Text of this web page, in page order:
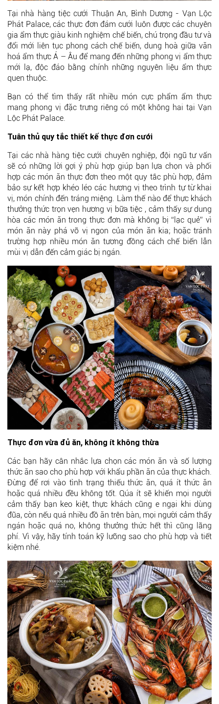
Tại nhà hàng tiệc cưới Thuận An, Bình Dương - Vạn Lộc
Phát Palace, các thực đơn đám cưới luôn được các chuyên
gia ẩm thực giàu kinh nghiệm chế biến, chú trọng đầu tư và
đổi mới liên tục phong cách chế biến, dung hoà giữa văn
hoá ẩm thực Á – Âu để mang đến những phong vị ẩm thực
mới lạ, độc đáo bằng chính những nguyên liệu ẩm thực
quen thuộc.
Bạn có thể tìm thấy rất nhiều món cực phẩm ẩm thực
mang phong vị đặc trưng riêng có một không hai tại Vạn
Lộc Phát Palace.
Tuân thủ quy tắc thiết kế thực đơn cưới
Tại các nhà hàng tiệc cưới chuyên nghiệp, đội ngũ tư vấn
sẽ có những lời gợi ý phù hợp giúp bạn lựa chọn và phối
hợp các món ăn thực đơn theo một quy tắc phù hợp, đảm
bảo sự kết hợp khéo léo các hương vị theo trình tự từ khai
vị, món chính đến tráng miệng. Làm thế nào để thực khách
thưởng thức trọn vẹn hương vị bữa tiệc , cảm thấy sự dung
hòa các món ăn trong thực đơn mà không bị “lạc quẻ” vì
món ăn này phá vỡ vị ngon của món ăn kia; hoặc tránh
trường hợp nhiều món ăn tương đồng cách chế biến lẫn
mùi vị dẫn đến cảm giác bị ngán.
Thực đơn vừa đủ ăn, không ít không thừa
Các bạn hãy cân nhắc lựa chọn các món ăn và số lượng
thức ăn sao cho phù hợp với khẩu phần ăn của thực khách.
Đừng để rơi vào tình trạng thiếu thức ăn, quá ít thức ăn
hoặc quá nhiều đều không tốt. Qúa ít sẽ khiến mọi người
cảm thấy bạn keo kiệt, thực khách cũng e ngại khi dùng
đũa, còn nếu quá nhiều đồ ăn trên bàn, mọi người cảm thấy
ngán hoặc quá no, không thưởng thức hết thì cũng lãng
phí. Vì vậy, hãy tính toán kỹ lưỡng sao cho phù hợp và tiết
kiệm nhé.